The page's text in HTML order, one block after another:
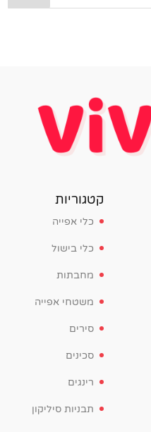
קטגוריות
כלי אפייה
כלי בישול
מחבתות
משטחי אפייה
סירים
סכינים
רינגים
תבניות סיליקון